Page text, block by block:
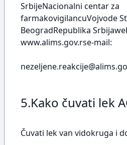
SrbijeNacionalni centar za
farmakovigilancuVojvode
BeogradRepublika
www.alims.gov.rse-mail:
5.Kako čuvati lek
Čuvati lek van vidokruga i